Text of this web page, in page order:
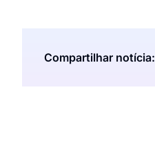
Compartilhar notícia: